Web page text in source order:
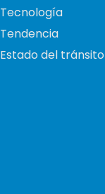
Tecnología
Tendencia
Estado del tránsito